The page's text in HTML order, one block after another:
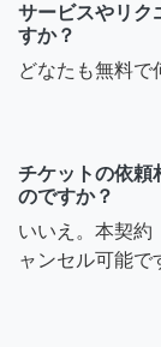
サービスやリク
すか？
どなたも無料で
チケットの依頼
のですか？
いいえ。本契約
ャンセル可能で